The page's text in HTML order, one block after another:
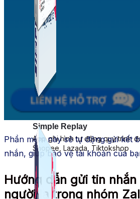
Simple Replay
App ghi hình tự động quy trình
Shopee, Lazada, Tiktokshop
Simple Live
Phần mềm tạo kịch bản bình
Phần mềm này sẽ tự động gửi kết
nhắn, giúp bảo vệ tài khoản của
Hướng dẫn gửi tin
người lạ trong nhóm